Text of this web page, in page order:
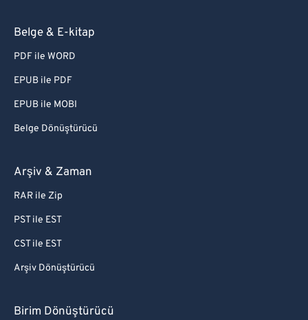
Belge & E-kitap
PDF ile WORD
EPUB ile PDF
EPUB ile MOBI
Belge Dönüştürücü
Arşiv & Zaman
RAR ile Zip
PST ile EST
CST ile EST
Arşiv Dönüştürücü
Birim Dönüştürücü